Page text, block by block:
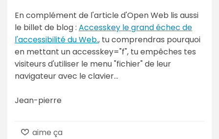
En complément de l'article d'Open Web lis aussi
le billet de blog : Accesskey le grand échec de
l'accessibilité du Web., tu comprendras pourquoi
en mettant un accesskey="f", tu empêches tes
visiteurs d'utiliser le menu "fichier" de leur
navigateur avec le clavier...
Jean-pierre
aime ça